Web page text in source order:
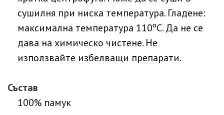
сушилня при ниска температура. Гладене:
максимална температура 110ºC. Да не се
дава на химическо чистене. Не
използвайте избелващи препарати.
Състав
100% памук